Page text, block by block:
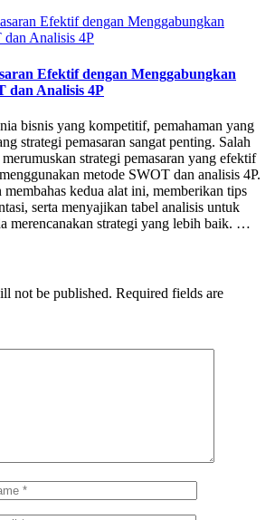
Efektif dengan Menggabungkan
dan Analisis 4P
bisnis yang kompetitif, pemahaman yang
strategi pemasaran sangat penting. Salah
strategi pemasaran yang efektif
metode SWOT dan analisis 4P.
kedua alat ini, memberikan tips
serta menyajikan tabel analisis untuk
merencanakan strategi yang lebih baik. …
not be published. Required fields are